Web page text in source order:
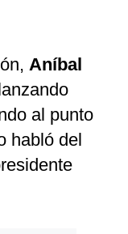
Aníbal
al punto
habló del